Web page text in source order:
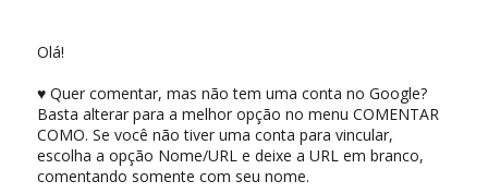
Olá!
♥ Quer comentar, mas não tem uma conta no Google?
Basta alterar para a melhor opção no menu COMENTAR
COMO. Se você não tiver uma conta para vincular,
escolha a opção Nome/URL e deixe a URL em branco,
comentando somente com seu nome.